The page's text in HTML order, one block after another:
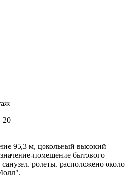
20
95,3 м, цокольный высокий
помещение бытового
ролеты, расположено около